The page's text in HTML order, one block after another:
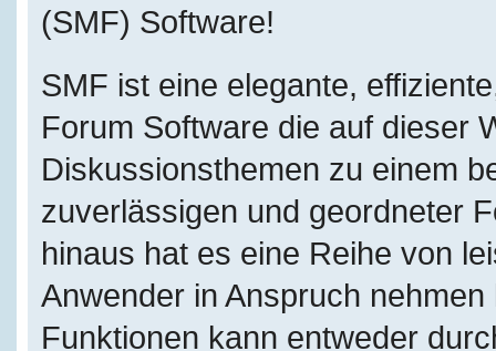
(SMF) Software!
SMF ist eine elegante,
Forum Software die auf dieser
Diskussionsthemen zu einem
zuverlässigen und geordneter
hinaus hat es eine Reihe von
Anwender in Anspruch
Funktionen kann entweder